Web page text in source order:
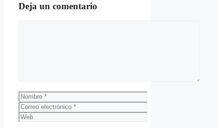
Deja un comentario
Nombre
Correo
electrónico
Web